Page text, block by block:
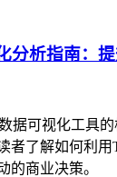
分析指南：
据可视化工具
者了解如何利用
的商业决策。